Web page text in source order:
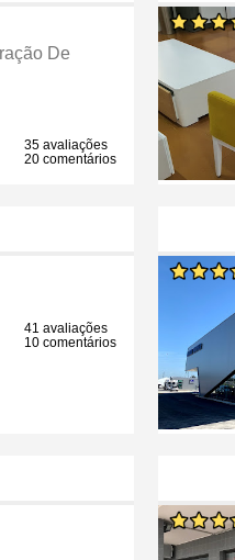
De
35 avaliações
20 comentários
41 avaliações
10 comentários